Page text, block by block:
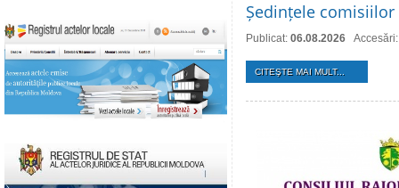
Ședințele
Publicat: 06.08.2026
CITEŞTE MAI MULT...